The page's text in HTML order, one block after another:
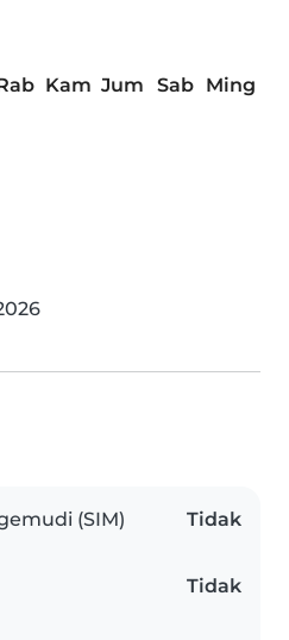
Kam Jum Sab
Ming
(SIM) Tidak
Tidak